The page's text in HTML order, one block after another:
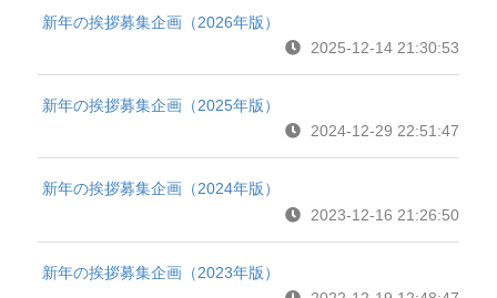
新年の挨拶募集企画（2026年版）
2025-12-14 21:30:53
新年の挨拶募集企画（2025年版）
2024-12-29 22:51:47
新年の挨拶募集企画（2024年版）
2023-12-16 21:26:50
新年の挨拶募集企画（2023年版）